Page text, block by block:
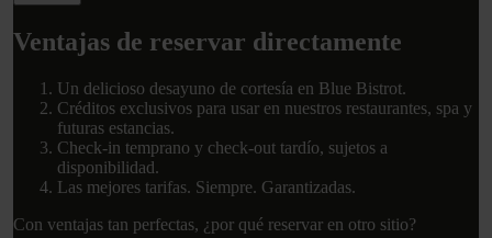
Ventajas de reservar directamente
Un delicioso desayuno de cortesía en Blue Bistrot.
Créditos exclusivos para usar en nuestros restaurantes, spa y
futuras estancias.
Check-in temprano y check-out tardío, sujetos a
disponibilidad.
Las mejores tarifas. Siempre. Garantizadas.
Con ventajas tan perfectas, ¿por qué reservar en otro sitio?